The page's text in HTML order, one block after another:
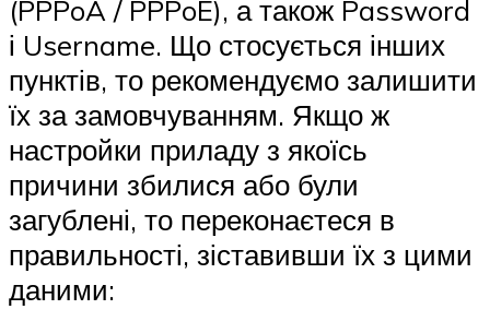
(PPPoA / PPPoE), а також Password
і Username. Що стосується інших
пунктів, то рекомендуємо залишити
їх за замовчуванням. Якщо ж
настройки приладу з якоїсь
причини збилися або були
загублені, то переконаєтеся в
правильності, зіставивши їх з цими
даними: